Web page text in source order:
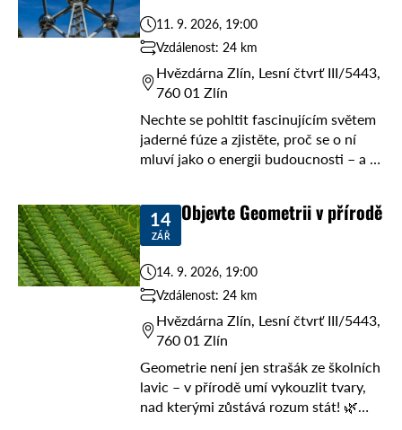
11. 9. 2026, 19:00
Vzdálenost: 24 km
Hvězdárna Zlín, Lesní čtvrť III/5443,
760 01 Zlín
Nechte se pohltit fascinujícím světem
jaderné fúze a zjistěte, proč se o ní
mluví jako o energii budoucnosti – a to
14
ZÁŘ
Objevte Geometrii v přírodě
14. 9. 2026, 19:00
Vzdálenost: 24 km
Hvězdárna Zlín, Lesní čtvrť III/5443,
760 01 Zlín
Geometrie není jen strašák ze školních
lavic – v přírodě umí vykouzlit tvary,
nad kterými zůstává rozum stát! 🌿